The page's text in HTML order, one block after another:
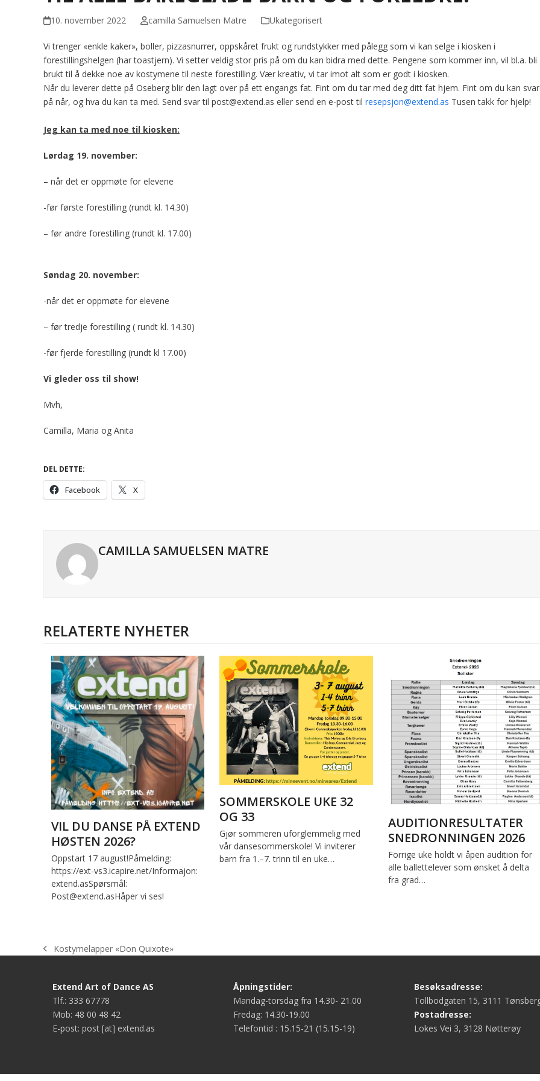
10. november 2022 camilla Samuelsen Matre Ukategorisert
Vi trenger «enkle kaker», boller, pizzasnurrer, oppskåret frukt og rundstykker med pålegg som vi kan selge i kiosken i
forestillingshelgen (har toastjern). Vi setter veldig stor pris på om du kan bidra med dette. Pengene som kommer inn, vil bl.a. bli
brukt til å dekke noe av kostymene til neste forestilling. Vær kreativ, vi tar imot alt som er godt i kiosken.
Når du leverer dette på Oseberg blir den lagt over på ett engangs fat. Fint om du tar med deg ditt fat hjem. Fint om du kan
på når, og hva du kan ta med. Send svar til post@extend.as eller send en e-post til resepsjon@extend.as Tusen takk for hjelp!
Jeg kan ta med noe til kiosken:
Lørdag 19. november:
– når det er oppmøte for elevene
-før første forestilling (rundt kl. 14.30)
– før andre forestilling (rundt kl. 17.00)
Søndag 20. november:
-når det er oppmøte for elevene
– før tredje forestilling ( rundt kl. 14.30)
-før fjerde forestilling (rundt kl 17.00)
Vi gleder oss til show!
Mvh,
Camilla, Maria og Anita
DEL DETTE:
Facebook X
CAMILLA SAMUELSEN MATRE
RELATERTE NYHETER
VIL DU DANSE PÅ EXTEND
HØSTEN 2026?
Oppstart 17 august!Påmelding:
https://ext-vs3.icapire.net/Informajon:
extend.asSpørsmål:
Post@extend.asHåper vi ses!
SOMMERSKOLE UKE 32
OG 33
Gjør sommeren uforglemmelig med
vår dansesommerskole! Vi inviterer
barn fra 1.–7. trinn til en uke…
AUDITIONRESULTATER
SNEDRONNINGEN 2026
Forrige uke holdt vi åpen audition for
alle ballettelever som ønsket å delta
fra grad…
previous
Kostymelapper «Don Quixote»
Extend Art of Dance AS
Tlf.: 333 67778
Mob: 48 00 48 42
E-post: post [at] extend.as
Åpningstider:
Mandag-torsdag fra 14.30- 21.00
Fredag: 14.30-19.00
Telefontid : 15.15-21 (15.15-19)
Besøksadresse:
Tollbodgaten 15, 3111
Postadresse:
Lokes Vei 3, 3128 Nøtterøy